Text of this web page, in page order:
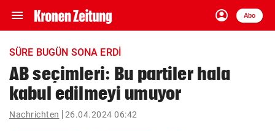
menu Navigation
ein-/ausklappen
account_circle
Anmelden
Abo
close Schließen
account_circle Anmelden
SÜRE BUGÜN SONA ERDI
AB seçimleri: Bu partiler hala
kabul edilmeyi umuyor
Nachrichten 26.04.2024 06:42